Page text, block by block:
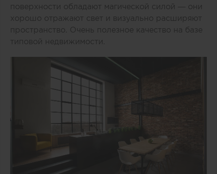
поверхности обладают магической силой — они
хорошо отражают свет и визуально расширяют
пространство. Очень полезное качество на базе
типовой недвижимости.